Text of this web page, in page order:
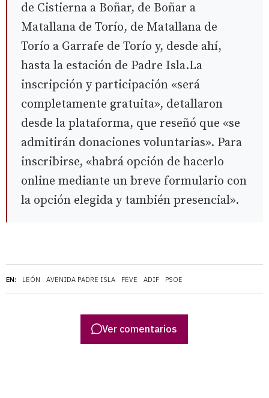
EN: LEÓN AVENIDA PADRE ISLA FEVE ADIF PSOE
de Cistierna a Boñar, de Boñar a
Matallana de Torío, de Matallana de
Torío a Garrafe de Torío y, desde ahí,
hasta la estación de Padre Isla.La
inscripción y participación «será
completamente gratuita», detallaron
desde la plataforma, que reseñó que «se
admitirán donaciones voluntarias». Para
inscribirse, «habrá opción de hacerlo
online mediante un breve formulario con
la opción elegida y también presencial».
Ver comentarios